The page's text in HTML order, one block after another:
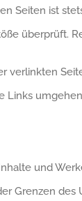
Seiten ist
überprüft.
verlinkten
Links
und
Grenzen